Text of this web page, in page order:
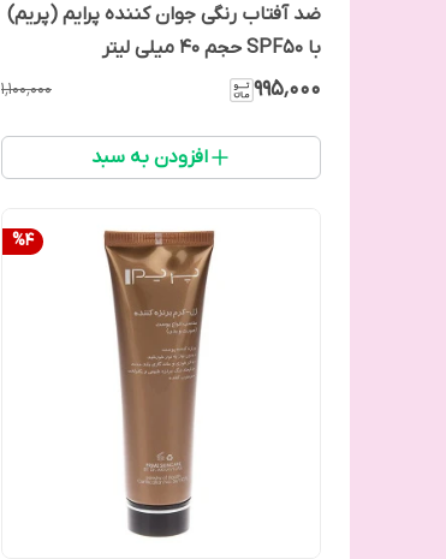
ضد آفتاب رنگی جوان کننده پرایم (پریم)
با SPF50 حجم 40 میلی لیتر
۹۹۵٬۰۰۰ ۱٬۱۰۰٬۰۰۰
افزودن به سبد
%4